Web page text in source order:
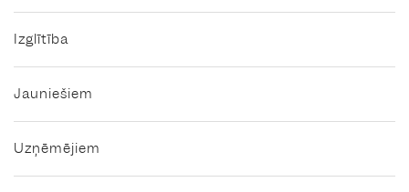
Izglītība
Jauniešiem
Uzņēmējiem